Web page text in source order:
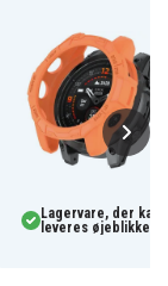
51mm
Lagervare, der kan
leveres